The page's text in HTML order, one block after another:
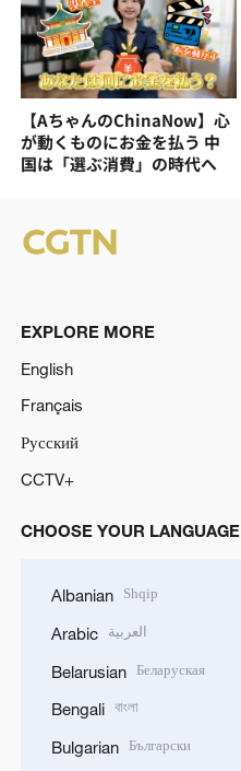
【AちゃんのChinaNow】心
が動くものにお金を払う 中
国は「選ぶ消費」の時代へ
EXPLORE MORE
English
Français
Русский
CCTV+
CHOOSE YOUR LANGUAGE
Albanian Shqip
Arabic العربية
Belarusian Беларуская
Bengali বাংলা
Bulgarian Български